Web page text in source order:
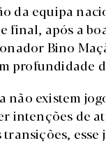
da equipa
final, após a
Bino
profundidade
não existem
intenções de
transições,